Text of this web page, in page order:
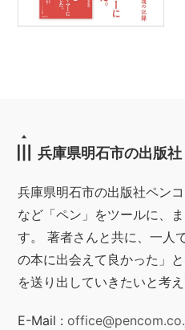
兵庫県明石市の出版
兵庫県明石市の出版社ペン
など「ペン」をツールに、
す。 著者さんと共に、一人
の本に出会えて良かった」
を送り出していきたいと考え
E-Mail :